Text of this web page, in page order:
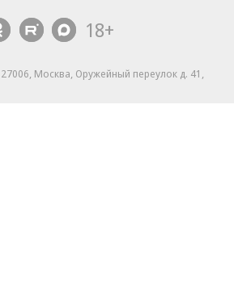
18+
Москва, Оружейный переулок д. 41,